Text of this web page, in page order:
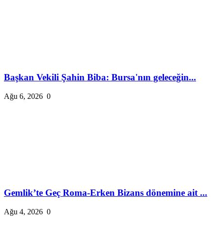
Başkan Vekili Şahin Biba: Bursa'nın geleceğin...
Ağu 6, 2026 0
Gemlik’te Geç Roma-Erken Bizans dönemine ait ...
Ağu 4, 2026 0